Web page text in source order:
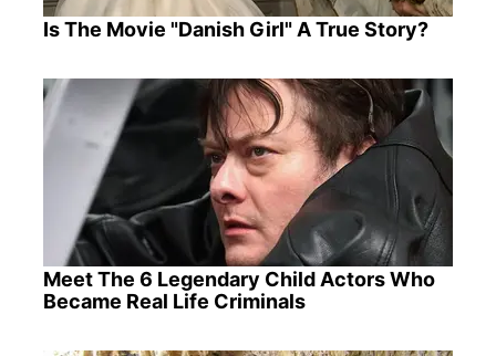
Is The Movie "Danish Girl" A True Story?
Meet The 6 Legendary Child Actors Who
Became Real Life Criminals